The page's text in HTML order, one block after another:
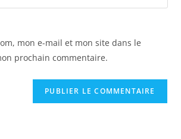
mon e-mail et mon site dans le
prochain commentaire.